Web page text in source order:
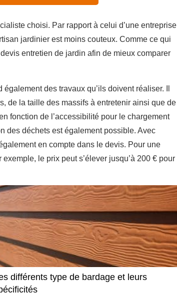
choisi. Par rapport à celui d’une entreprise
jardinier est moins couteux. Comme ce qui
entretien de jardin afin de mieux comparer
des travaux qu’ils doivent réaliser. Il
de la taille des massifs à entretenir ainsi que de
fonction de l’accessibilité pour le chargement
des déchets est également possible. Avec
en compte dans le devis. Pour une
le prix peut s’élever jusqu’à 200 € pour
différents type de bardage et leurs